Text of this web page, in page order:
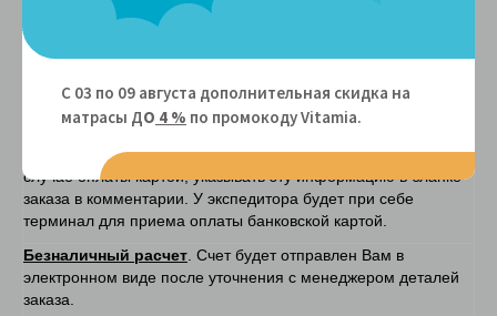
Способы оплаты
Наличными курьеру
обязательствами. Наличие у Вас суммы без сдачи
значительно сократит время передачи товара.
Банковской картой курьеру- после доставки товара. В
случае оплаты картой, указывать эту информацию в бланке
заказа в комментарии. У экспедитора будет при себе
терминал для приема оплаты банковской картой.
Безналичный расчет . Счет будет отправлен Вам в
электронном виде после уточнения с менеджером деталей
заказа.
С 03 по 09 августа дополнительная скидка на
матрасы ДО 4 % по промокоду Vitamiа.